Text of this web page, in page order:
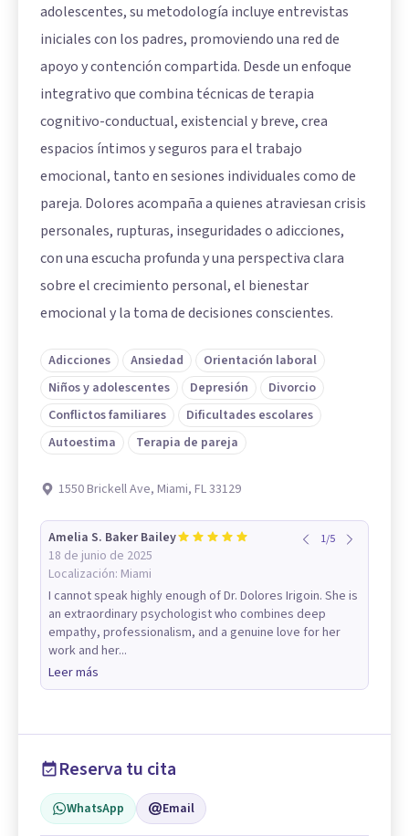
adolescentes, su metodología incluye entrevistas
iniciales con los padres, promoviendo una red de
apoyo y contención compartida. Desde un enfoque
integrativo que combina técnicas de terapia
cognitivo-conductual, existencial y breve, crea
espacios íntimos y seguros para el trabajo
emocional, tanto en sesiones individuales como de
pareja. Dolores acompaña a quienes atraviesan crisis
personales, rupturas, inseguridades o adicciones,
con una escucha profunda y una perspectiva clara
sobre el crecimiento personal, el bienestar
emocional y la toma de decisiones conscientes.
Adicciones Ansiedad
Orientación laboral
Niños y adolescentes
Depresión
Divorcio
Conflictos familiares
Dificultades escolares
Autoestima
Terapia de pareja
1550 Brickell Ave, Miami, FL 33129
Amelia S. Baker Bailey
18 de junio de 2025
Localización: Miami
1/5
I cannot speak highly enough of Dr. Dolores Irigoin. She is
an extraordinary psychologist who combines deep
empathy, professionalism, and a genuine love for her
work and her...
Leer más
Reserva tu cita
WhatsApp Email